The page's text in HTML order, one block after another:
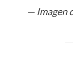
— Imagen